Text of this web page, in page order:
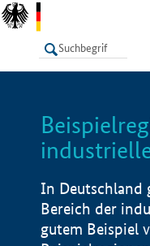
LISTE
In Deutschland
Bereich der
gutem Beispiel